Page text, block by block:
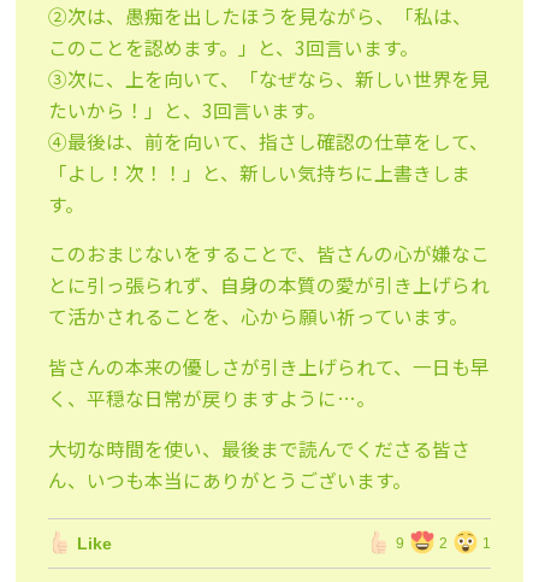
②次は、愚痴を出したほうを見ながら、「私は、
このことを認めます。」と、3回言います。
③次に、上を向いて、「なぜなら、新しい世界を見
たいから！」と、3回言います。
④最後は、前を向いて、指さし確認の仕草をして、
「よし！次！！ 」と、新しい気持ちに上書きしま
す。
このおまじないをすることで、皆さんの心が嫌なこ
とに引っ張られず、自身の本質の愛が引き上げられ
て活かされることを、心から願い祈っています。
皆さんの本来の優しさが引き上げられて、一日も早
く、平穏な日常が戻りますように…。
大切な時間を使い、最後まで読んでくださる皆さ
ん、いつも本当にありがとうございます。
Like 9 2 1